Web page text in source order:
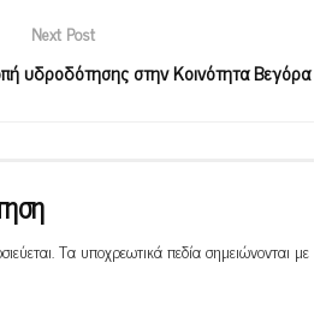
Next Post
υδροδότησης στην Κοινότητα Βεγόρα
Τα υποχρεωτικά πεδία σημειώνονται με